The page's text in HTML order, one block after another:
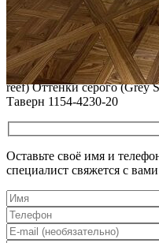
ПОЛЫ, ПОКРЫТЫЕ
Читать полностью
12.01.2026
Все новости о Coswick
Инженерная доска
reef) Оттенки серого (Grеy
Таверн 1154-4230-20
Оставьте своё имя и
специалист свяжется с вами